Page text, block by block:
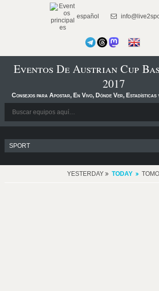
español
Eventos De Austrian Cup
2017
Consejos para Apostar, En Vivo, Dónde Ver, Estadísticas
YESTERDAY TODAY